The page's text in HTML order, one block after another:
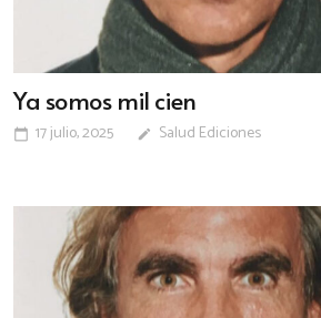
Ya somos mil cien
calendar_today 17 julio, 2025 edit Salud Ediciones